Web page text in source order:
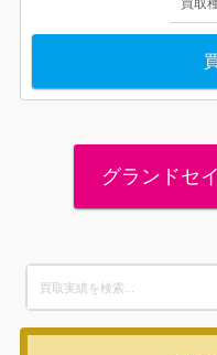
買取
グランドセ
for: